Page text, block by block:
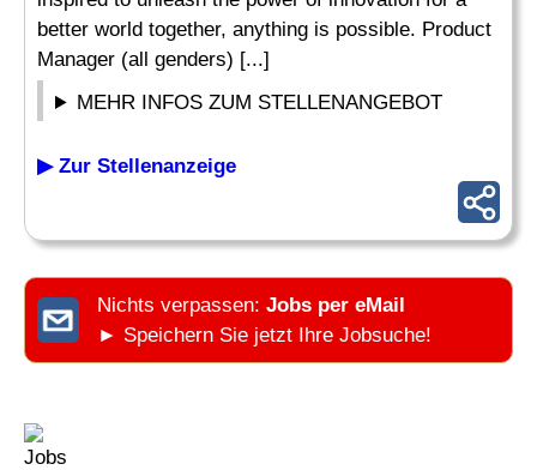
better world together, anything is possible. Product
Manager (all genders) [...]
MEHR INFOS ZUM STELLENANGEBOT
▶ Zur Stellenanzeige
Nichts verpassen: Jobs per eMail
► Speichern Sie jetzt Ihre Jobsuche!